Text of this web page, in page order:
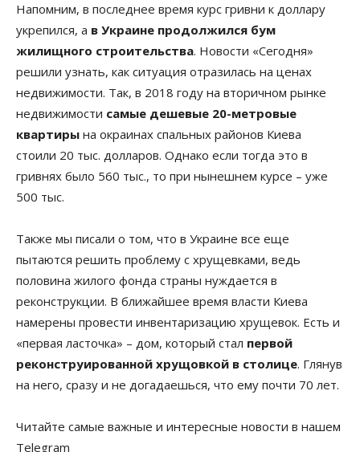
Напомним, в последнее время курс гривни к доллару
укрепился, а в Украине продолжился бум
жилищного строительства. Новости «Сегодня»
решили узнать, как ситуация отразилась на ценах
недвижимости. Так, в 2018 году на вторичном рынке
недвижимости самые дешевые 20-метровые
квартиры на окраинах спальных районов Киева
стоили 20 тыс. долларов. Однако если тогда это в
гривнях было 560 тыс., то при нынешнем курсе – уже
500 тыс.
Также мы писали о том, что в Украине все еще
пытаются решить проблему с хрущевками, ведь
половина жилого фонда страны нуждается в
реконструкции. В ближайшее время власти Киева
намерены провести инвентаризацию хрущевок. Есть и
«первая ласточка» – дом, который стал первой
реконструированной хрущовкой в столице. Глянув
на него, сразу и не догадаешься, что ему почти 70 лет.
Читайте самые важные и интересные новости в нашем
Telegram